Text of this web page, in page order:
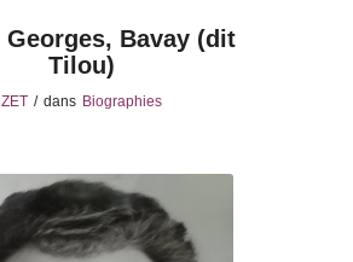
Georges, Bavay (dit
Tilou)
/ dans Biographies